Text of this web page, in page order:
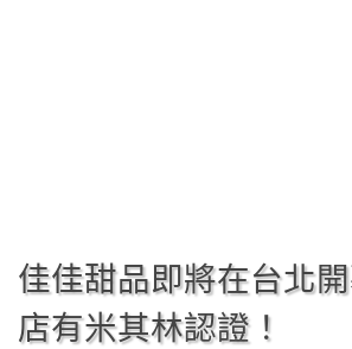
佳佳甜品即將在台北
店有米其林認證！